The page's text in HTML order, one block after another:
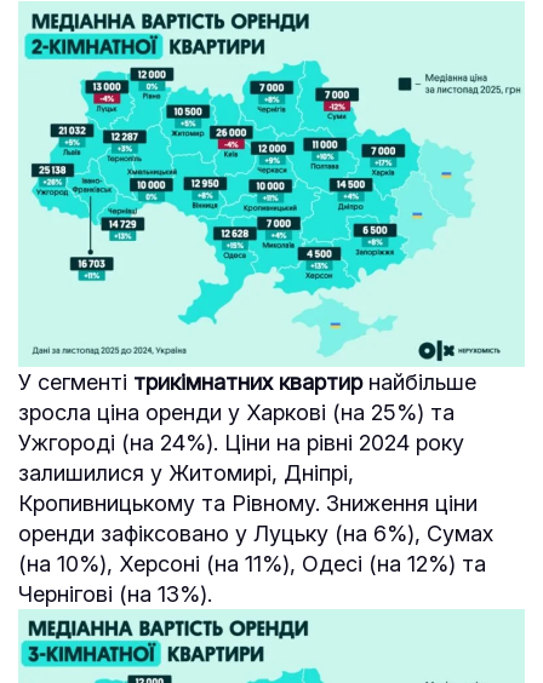
У сегменті трикімнатних квартирнайбільше
зросла ціна оренди у Харкові (на 25%) та
Ужгороді (на 24%). Ціни на рівні 2024 року
залишилися у Житомирі, Дніпрі,
Кропивницькому та Рівному. Зниження ціни
оренди зафіксовано у Луцьку (на 6%), Сумах
(на 10%), Херсоні (на 11%), Одесі (на 12%) та
Чернігові (на 13%).